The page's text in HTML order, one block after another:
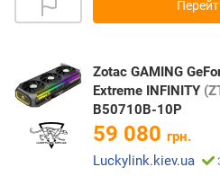
Zotac GAMING
Extreme INFINITY
B50710B-10P
59 080 грн.
Luckylink.kiev.ua